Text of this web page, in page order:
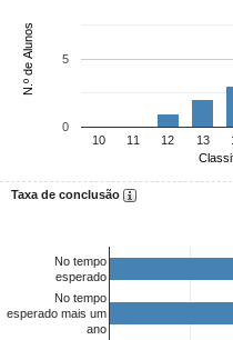
10 11 12 13
0
5
N.º de Alunos
Taxa de conclusão
No tempo
esperado
No tempo
esperado mais um
ano